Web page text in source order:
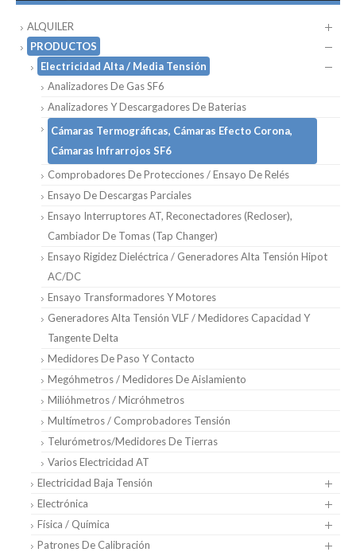
ALQUILER
PRODUCTOS
Electricidad Alta / Media Tensión
Analizadores De Gas SF6
Analizadores Y Descargadores De Baterias
Cámaras Termográficas, Cámaras Efecto Corona,
Cámaras Infrarrojos SF6
Comprobadores De Protecciones / Ensayo De Relés
Ensayo De Descargas Parciales
Ensayo Interruptores AT, Reconectadores (Recloser),
Cambiador De Tomas (Tap Changer)
Ensayo Rigidez Dieléctrica / Generadores Alta Tensión Hipot
AC/DC
Ensayo Transformadores Y Motores
Generadores Alta Tensión VLF / Medidores Capacidad Y
Tangente Delta
Medidores De Paso Y Contacto
Megóhmetros / Medidores De Aislamiento
Milióhmetros / Micróhmetros
Multímetros / Comprobadores Tensión
Telurómetros/medidores De Tierras
Varios Electricidad AT
Electricidad Baja Tensión
Electrónica
Física / Química
Patrones De Calibración